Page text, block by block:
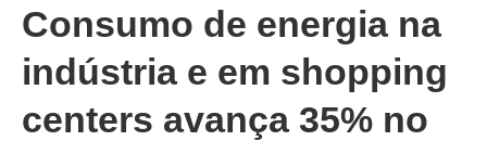
Consumo de energia na
indústria e em shopping
centers avança 35% no